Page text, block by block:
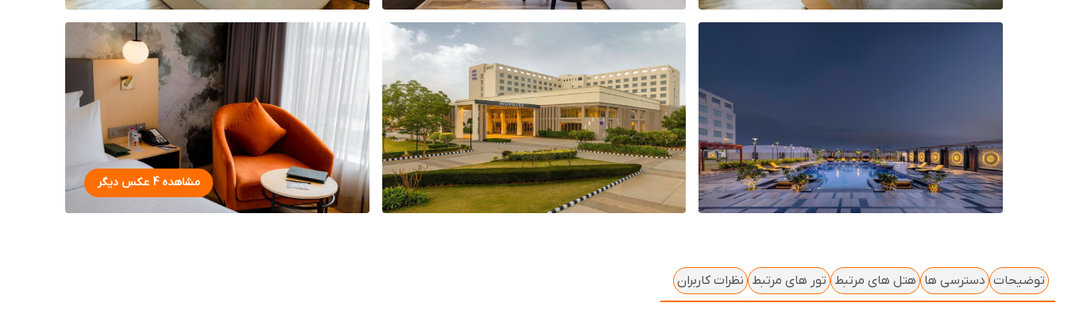
مشاهده 4 عکس دیگر
توضیحات دسترسی ها هتل های مرتبط تور های مرتبط نظرات کاربران